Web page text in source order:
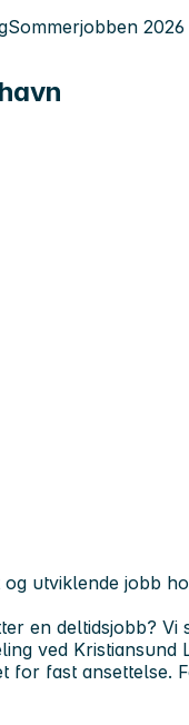
Sommerjobben 2026
utviklende jobb
en deltidsjobb? Vi
ved Kristiansund
for fast ansettelse.